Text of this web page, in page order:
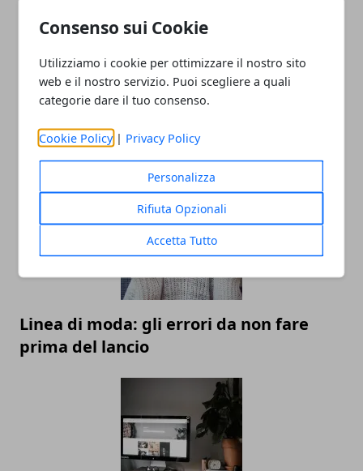
Consenso sui Cookie
Utilizziamo i cookie per ottimizzare il nostro sito
web e il nostro servizio. Puoi scegliere a quali
categorie dare il tuo consenso.
Cookie Policy | Privacy Policy
Personalizza
Rifiuta Opzionali
Accetta Tutto
Economia della condivisione: ripensare
il concetto di proprietà dei veicoli
Linea di moda: gli errori da non fare
prima del lancio